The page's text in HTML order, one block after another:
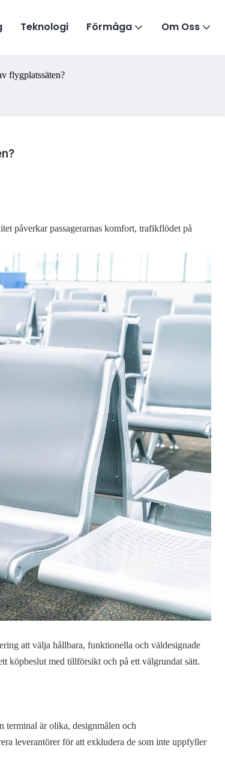
Teknologi Förmåga Om Oss
flygplatssäten?
påverkar passagerarnas komfort, trafikflödet på
att välja hållbara, funktionella och väldesignade
köpbeslut med tillförsikt och på ett välgrundat sätt.
terminal är olika, designmålen och
leverantörer för att exkludera de som inte uppfyller